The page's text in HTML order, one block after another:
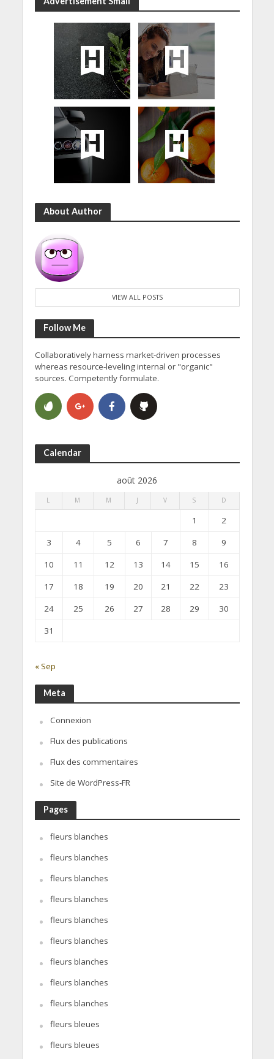
About Author
VIEW ALL POSTS
Follow Me
Collaboratively harness market-driven processes
whereas resource-leveling internal or "organic"
sources. Competently formulate.
Calendar
août 2026
L M M J V S D
1
2
3
4 5 6 7 8
9
10
11 12 13 14 15
16
17
18 19 20 21 22
23
24
25 26 27 28 29
30
31
« Sep
Meta
Connexion
Flux des publications
Flux des commentaires
Site de WordPress-FR
Pages
fleurs blanches
fleurs blanches
fleurs blanches
fleurs blanches
fleurs blanches
fleurs blanches
fleurs blanches
fleurs blanches
fleurs blanches
fleurs bleues
fleurs bleues